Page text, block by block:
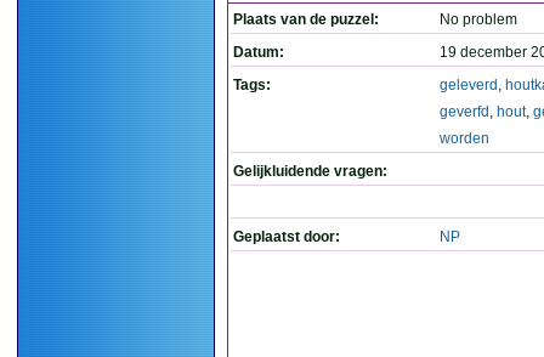
Plaats van de puzzel:
No problem
Datum:
19 december
Tags:
geleverd ,
geverfd , hout,
worden
Gelijkluidende vragen:
Geplaatst door: NP